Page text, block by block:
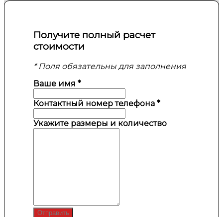
Получите полный расчет
стоимости
* Поля обязательны для заполнения
Ваше имя *
Контактный номер телефона *
Укажите размеры и количество
Отправить